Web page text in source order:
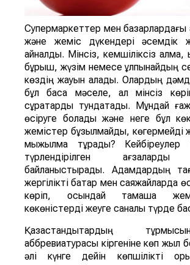
Супермаркеттер мен базарлардағы
және жеміс дүкендері әсемдік
айналды. Мінсіз, кемшіліксіз алма,
бұрыш, жүзім немесе құлпынайдың
көздің жауын алады. Олардың
бұл басқа мәселе, ал мінсіз
сұрақтарды тундатады. Мұндай
өсіруге болады және неге бұл
жемістер бұзылмайды, көгермейді
мыжылма тұрады? Кейбіреулер
түрлендірілген ағзаларды
байланыстырады. Адамдардың
жергілікті бақтар мен саяжайларда
көріп, осындай тамаша
көкөністерді жеуге саналы түрде
Қазақстандықтардың
аббревиатурасы кіргеніне көп жыл
әлі күнге дейін көпшілікті